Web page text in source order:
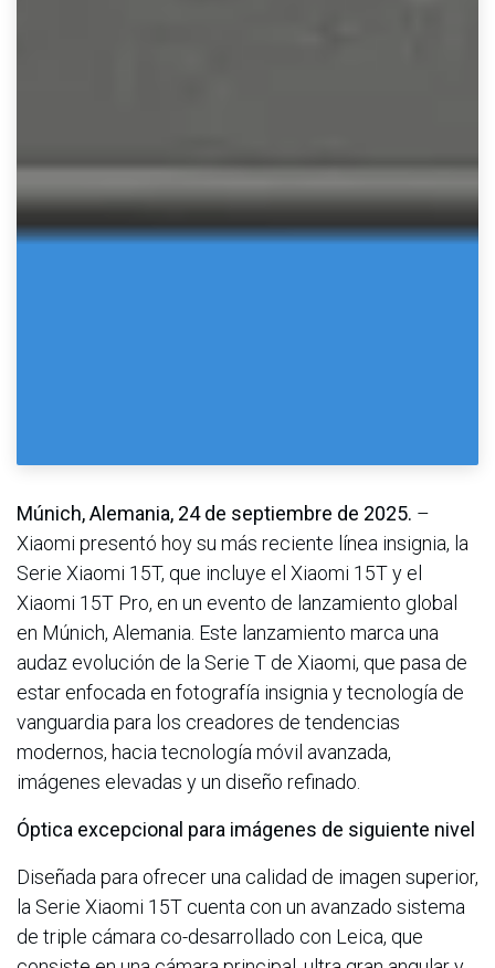
Múnich, Alemania, 24 de septiembre de 2025. –
Xiaomi presentó hoy su más reciente línea insignia, la
Serie Xiaomi 15T, que incluye el Xiaomi 15T y el
Xiaomi 15T Pro, en un evento de lanzamiento global
en Múnich, Alemania. Este lanzamiento marca una
audaz evolución de la Serie T de Xiaomi, que pasa de
estar enfocada en fotografía insignia y tecnología de
vanguardia para los creadores de tendencias
modernos, hacia tecnología móvil avanzada,
imágenes elevadas y un diseño refinado.
Óptica excepcional para imágenes de siguiente nivel
Diseñada para ofrecer una calidad de imagen superior,
la Serie Xiaomi 15T cuenta con un avanzado sistema
de triple cámara co-desarrollado con Leica, que